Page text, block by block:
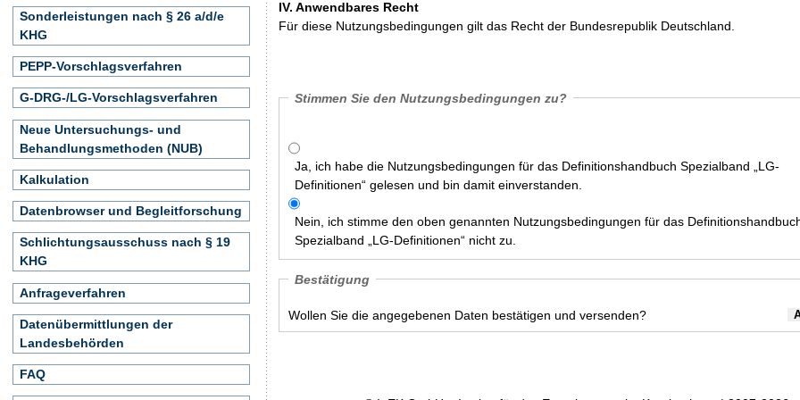
IV. Anwendbares Recht
Für diese Nutzungsbedingungen gilt das Recht der Bundesrepublik Deutschland.
Stimmen Sie den Nutzungsbedingungen zu?
Ja, ich habe die Nutzungsbedingungen für das Definitionshandbuch Spezialband „LG-
Definitionen“ gelesen und bin damit einverstanden.
Nein, ich stimme den oben genannten Nutzungsbedingungen für das
Spezialband „LG-Definitionen“ nicht zu.
Bestätigung
Wollen Sie die angegebenen Daten bestätigen und versenden?
Sonderleistungen nach § 26 a/d/e
KHG
PEPP-Vorschlagsverfahren
G-DRG-/LG-Vorschlagsverfahren
Neue Untersuchungs- und
Behandlungsmethoden (NUB)
Kalkulation
Datenbrowser und Begleitforschung
Schlichtungsausschuss nach § 19
KHG
Anfrageverfahren
Datenübermittlungen der
Landesbehörden
FAQ